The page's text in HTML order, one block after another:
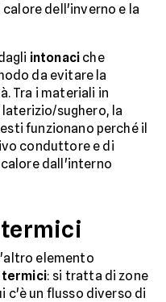
dell'inverno e la
intonaci che
da evitare la
Tra i materiali in
sughero, la
funzionano perché il
conduttore e di
calore dall'interno
elemento
: si tratta di zone
c'è un flusso diverso di